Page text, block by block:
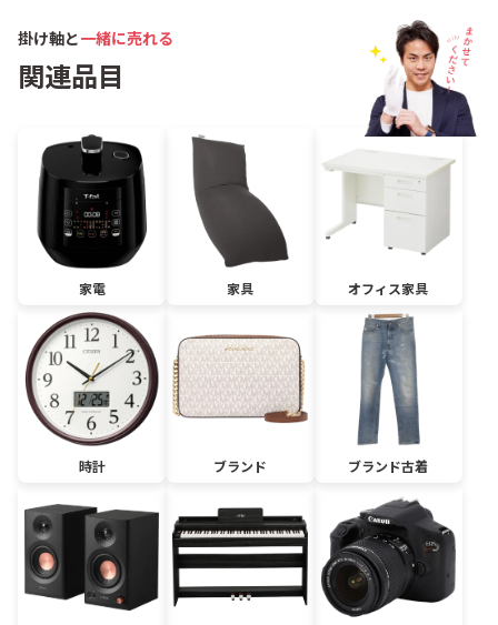
掛け軸と一緒に売れる
関連品目
家電 家具 オフィス家具
時計 ブランド ブランド古着